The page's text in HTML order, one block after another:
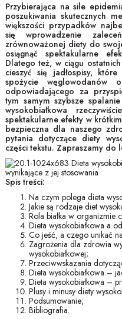
Przybierająca na sile
poszukiwania skutecznych
większości przypadków
się wprowadzenie
zrównoważonej diety do
osiągnąć spektakularne
Dlatego też, w ciągu
cieszyć się jadłospisy,
spożycie węglowodanów
odpowiadającego za
tym samym szybsze
wysokobiałkowa
spektakularne efekty w
bezpieczna dla naszego
pytania dotyczące diety
części tekstu. Zapraszamy do
Spis treści:
Na czym polega dieta
Jakie są rodzaje diet
Rola białka w organizmie
Dieta wysokobiałkowa a
Co jeść, a czego unikać
Zagrożenia dla zdrowia
wysokobiałkowej;
Przeciwwskazania
Dieta wysokobiałkowa –
Dieta wysokobiałkowa –
Plusy i minusy diety
Podsumowanie;
Bibliografia.